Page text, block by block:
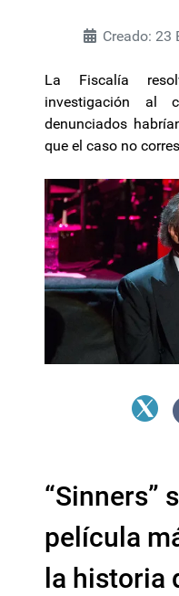
Creado: 23
La Fiscalía
investigación al
denunciados
que el caso no
“Sinners”
película
la historia